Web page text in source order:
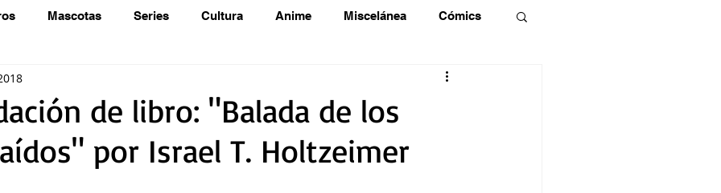
Mascotas Series Cultura Anime Miscelánea Cómics
originales
de libro: "Balada de los
por Israel T. Holtzeimer